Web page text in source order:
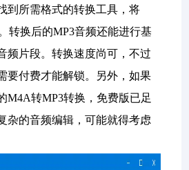
到所需格式的转换工具，将
转换后的MP3音频还能进行基
频片段。转换速度尚可，不过
要付费才能解锁。另外，如果
M4A转MP3转换，免费版已足
杂的音频编辑，可能就得考虑